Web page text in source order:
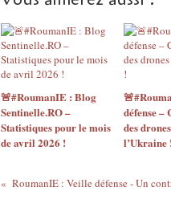
🚨#RoumanIE : Blog
Sentinelle.RO –
Statistiques pour le mois
de avril 2026 !
défense –
des
l’Ukraine